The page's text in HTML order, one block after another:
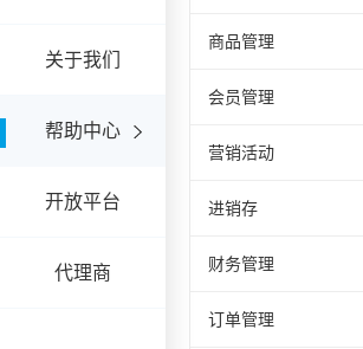
关于我们
帮助中心
开放平台
代理商
商品管理
会员管理
营销活动
进销存
财务管理
订单管理